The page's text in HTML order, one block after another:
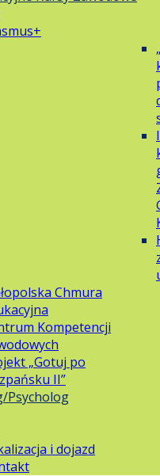
Chmura
Kompetencji
„Gotuj po
II”
Psycholog
i dojazd